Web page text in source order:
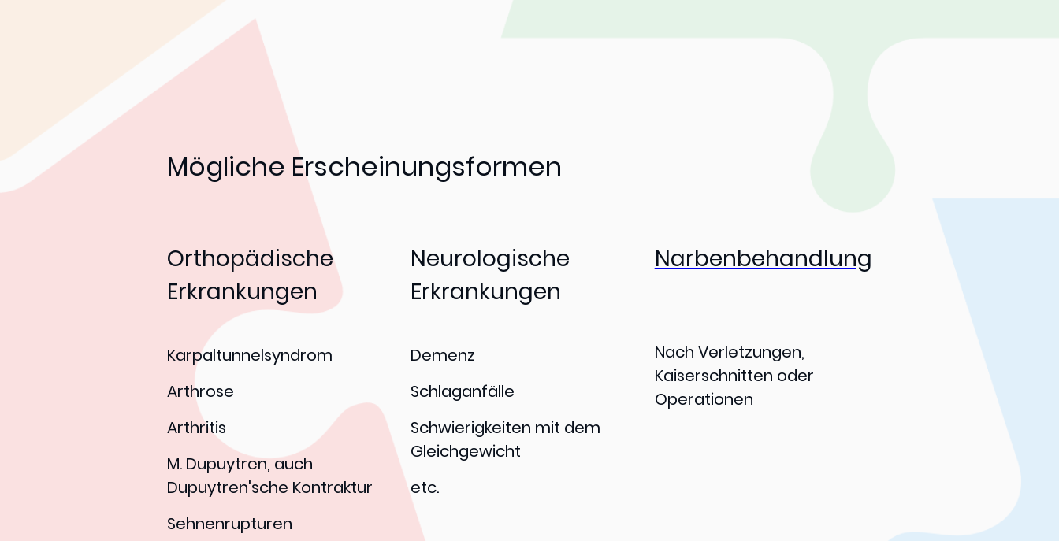
Mögliche Erscheinungsformen
Orthopädische
Erkrankungen
Karpaltunnelsyndrom
Arthrose
Arthritis
M. Dupuytren, auch
Dupuytren'sche Kontraktur
Sehnenrupturen
Neurologische
Erkrankungen
Demenz
Schlaganfälle
Schwierigkeiten mit dem
Gleichgewicht
etc.
Narbenbehandlung
Nach Verletzungen,
Kaiserschnitten oder
Operationen